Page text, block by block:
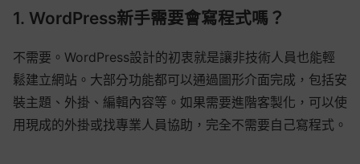
1. WordPress新手需要會寫程式嗎？
不需要。WordPress設計的初衷就是讓非技術人員也能輕
鬆建立網站。大部分功能都可以通過圖形介面完成，包括安
裝主題、外掛、編輯內容等。如果需要進階客製化，可以使
用現成的外掛或找專業人員協助，完全不需要自己寫程式。